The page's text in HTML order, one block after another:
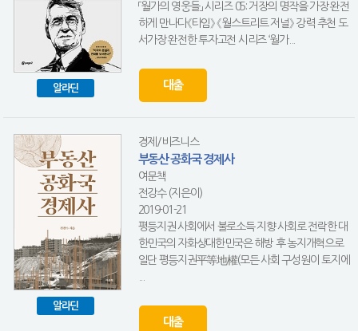
알라딘
「월가의 영웅들」 시리즈 05: 거장의 명작을 가장 완전
하게 만나다《타임》 《월스트리트 저널》 강력 추천 도
서가장 완전한 투자고전 시리즈 ‘월가...
대출
알라딘
경제/비즈니스
부동산 공화국 경제사
여문책
전강수 (지은이)
2019-01-21
평등지권 사회에서 불로소득 지향 사회로 전락한 대
한민국의 자화상대한민국은 해방 후 농지개혁으로
일단 평등지권平等地權(모든 사회 구성원이 토지에
대출